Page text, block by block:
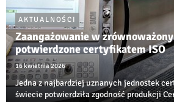
AKTUALNOŚCI
Zaangażowanie w
potwierdzone certyfikatem ISO
16 kwietnia 2026
Jedna z najbardziej uznanych jednostek
świecie potwierdziła zgodność produkcji